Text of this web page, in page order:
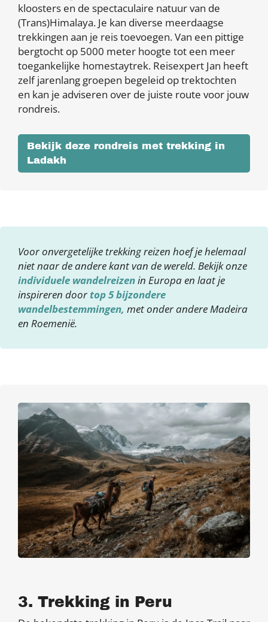
kloosters en de spectaculaire natuur van de
(Trans)Himalaya. Je kan diverse meerdaagse
trekkingen aan je reis toevoegen. Van een pittige
bergtocht op 5000 meter hoogte tot een meer
toegankelijke homestaytrek. Reisexpert Jan heeft
zelf jarenlang groepen begeleid op trektochten
en kan je adviseren over de juiste route voor jouw
rondreis.
Bekijk deze rondreis met trekking in
Ladakh
Voor onvergetelijke trekking reizen hoef je helemaal
niet naar de andere kant van de wereld. Bekijk onze
individuele wandelreizenin Europa en laat je
inspireren doortop 5 bijzondere
wandelbestemmingen, met onder andere Madeira
en Roemenië.
3. Trekking in Peru